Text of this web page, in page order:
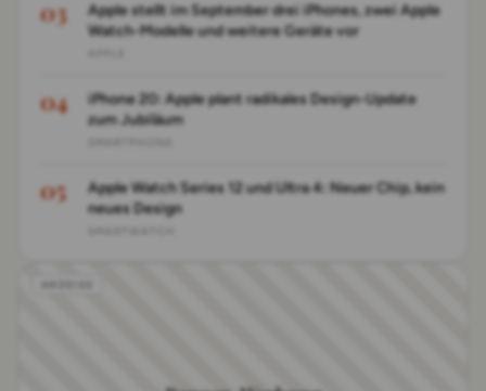
Apple stellt im September drei iPhones, zwei Apple
Watch-Modelle und weitere Geräte vor
iPhone 20: Apple plant radikales Design-Update
zum Jubiläum
Apple Watch Series 12 und Ultra 4: Neuer Chip, kein
neues Design